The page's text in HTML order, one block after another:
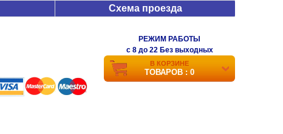
Схема проезда
РЕЖИМ РАБОТЫ
c 8 до 22 Без выходных
В КОРЗИНЕ
ТОВАРОВ : 0